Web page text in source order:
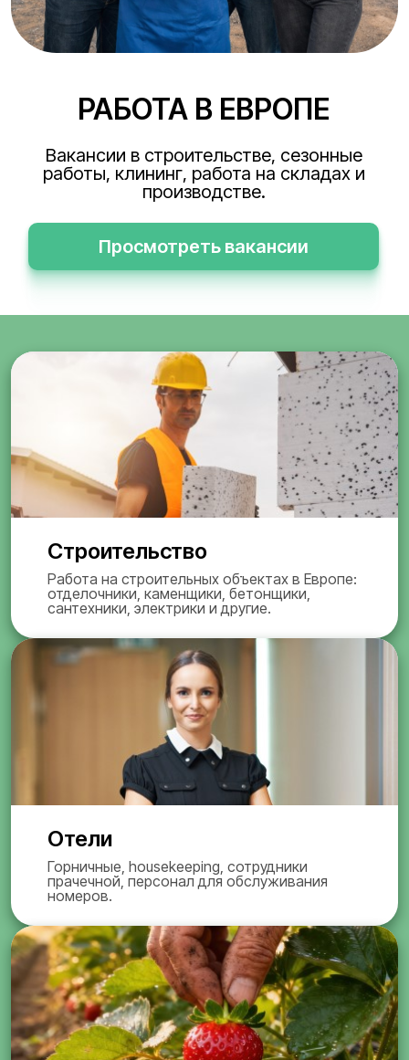
РАБОТА В ЕВРОПЕ
Вакансии в строительстве, сезонные
работы, клининг, работа на складах и
производстве.
Просмотреть вакансии
Строительство
Работа на строительных объектах в Европе:
отделочники, каменщики, бетонщики,
сантехники, электрики и другие.
Отели
Горничные, housekeeping, сотрудники
прачечной, персонал для обслуживания
номеров.